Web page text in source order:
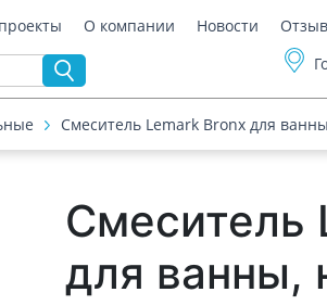
О компании Новости
Смеситель Lemark Bronx для
Смеситель
для ванны,